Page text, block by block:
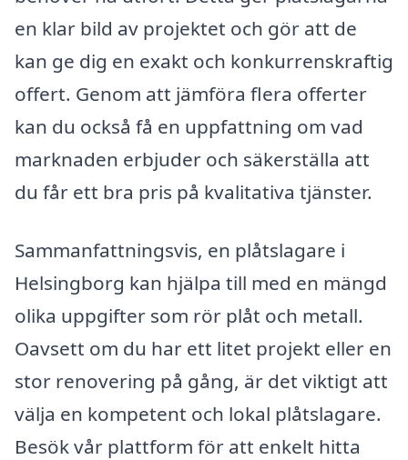
en klar bild av projektet och gör att de
kan ge dig en exakt och konkurrenskraftig
offert. Genom att jämföra flera offerter
kan du också få en uppfattning om vad
marknaden erbjuder och säkerställa att
du får ett bra pris på kvalitativa tjänster.
Sammanfattningsvis, en plåtslagare i
Helsingborg kan hjälpa till med en mängd
olika uppgifter som rör plåt och metall.
Oavsett om du har ett litet projekt eller en
stor renovering på gång, är det viktigt att
välja en kompetent och lokal plåtslagare.
Besök vår plattform för att enkelt hitta